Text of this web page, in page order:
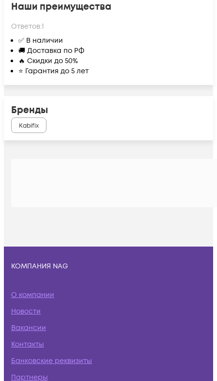
Наши преимущества
Ответов:1
✅ В наличии
🚚 Доставка по РФ
🔥 Скидки до 50%
⭐ Гарантия до 5 лет
Бренды
Kabifix
КОМПАНИЯ NAG
О компании
Новости
Вакансии
Контакты
Банковские реквизиты
Партнеры